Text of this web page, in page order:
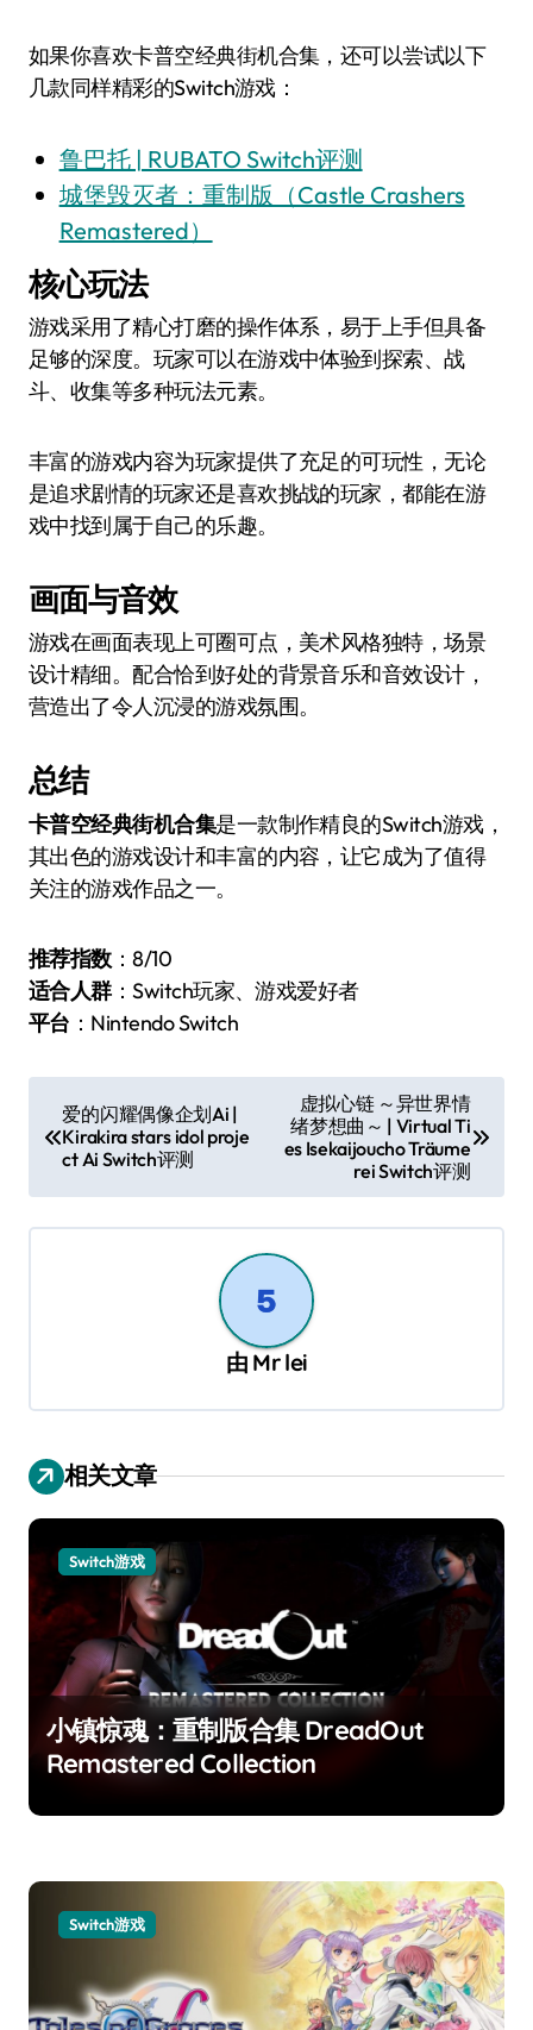
如果你喜欢卡普空经典街机合集，还可以尝试以下
几款同样精彩的Switch游戏：
鲁巴托 | RUBATO Switch评测
城堡毁灭者：重制版（Castle Crashers
Remastered）
核心玩法
游戏采用了精心打磨的操作体系，易于上手但具备
足够的深度。玩家可以在游戏中体验到探索、战
斗、收集等多种玩法元素。
丰富的游戏内容为玩家提供了充足的可玩性，无论
是追求剧情的玩家还是喜欢挑战的玩家，都能在游
戏中找到属于自己的乐趣。
画面与音效
游戏在画面表现上可圈可点，美术风格独特，场景
设计精细。配合恰到好处的背景音乐和音效设计，
营造出了令人沉浸的游戏氛围。
总结
卡普空经典街机合集是一款制作精良的Switch游戏，
其出色的游戏设计和丰富的内容，让它成为了值得
关注的游戏作品之一。
推荐指数：8/10
适合人群：Switch玩家、游戏爱好者
平台 ：Nintendo Switch
章
爱的闪耀偶像企划Ai |
Kirakira stars idol proje
ct Ai Switch评测
虚拟心链 ～异世界情
绪梦想曲～ | Virtual Ti
es Isekaijoucho Träume
rei Switch评测
由 Mr lei
相关文章
Switch游戏
小镇惊魂：重制版合集 DreadOut
Remastered Collection
Switch游戏